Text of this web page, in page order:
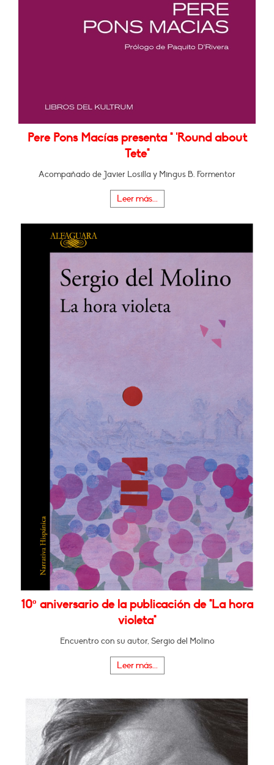
Pere Pons Macías presenta " 'Round about
Tete"
Acompañado de Javier Losilla y Mingus B. Formentor
Leer más...
10º aniversario de la publicación de "La hora
violeta"
Encuentro con su autor, Sergio del Molino
Leer más...